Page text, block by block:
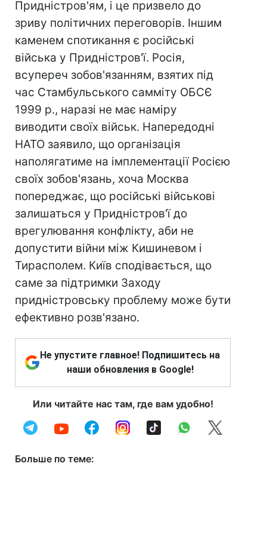
Придністров'ям, і це призвело до
зриву політичних переговорів. Іншим
каменем спотикання є російські
війська у Придністров'ї. Росія,
всупереч зобов'язанням, взятих під
час Стамбульського самміту ОБСЄ
1999 р., наразі не має наміру
виводити своїх військ. Напередодні
НАТО заявило, що організація
наполягатиме на імплементації Росією
своїх зобов'язань, хоча Москва
попереджає, що російські військові
залишаться у Придністров'ї до
врегулювання конфлікту, аби не
допустити війни між Кишиневом і
Тирасполем. Київ сподівається, що
саме за підтримки Заходу
придністровську проблему може бути
ефективно розв'язано.
Не упустите главное! Подпишитесь на
наши обновления в Google!
Или читайте нас там, где вам удобно!
Больше по теме: